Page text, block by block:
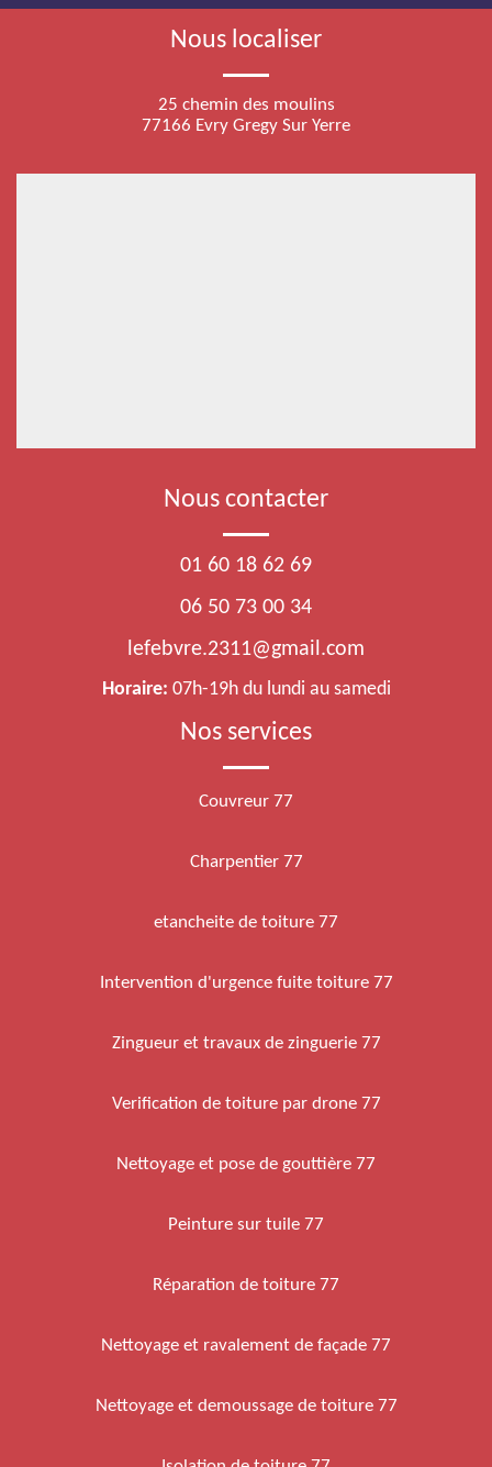
Nous localiser
25 chemin des moulins
77166 Evry Gregy Sur Yerre
Nous contacter
01 60 18 62 69
06 50 73 00 34
lefebvre.2311@gmail.com
Horaire: 07h-19h du lundi au samedi
Nos services
Couvreur 77
Charpentier 77
etancheite de toiture 77
Intervention d'urgence fuite toiture 77
Zingueur et travaux de zinguerie 77
Verification de toiture par drone 77
Nettoyage et pose de gouttière 77
Peinture sur tuile 77
Réparation de toiture 77
Nettoyage et ravalement de façade 77
Nettoyage et demoussage de toiture 77